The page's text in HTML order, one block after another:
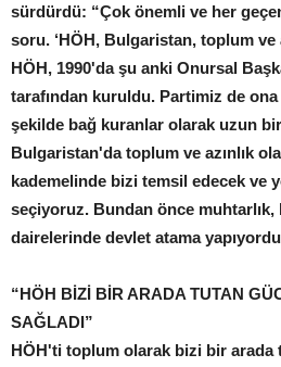
sürdürdü: “Çok önemli ve her
soru. ‘HÖH, Bulgaristan, toplum ve
HÖH, 1990'da şu anki Onursal
tarafından kuruldu. Partimiz de
şekilde bağ kuranlar olarak uzun
Bulgaristan'da toplum ve azınlık
kademelinde bizi temsil edecek ve
seçiyoruz. Bundan önce
dairelerinde devlet atama
“HÖH BİZİ BİR ARADA TUTAN
SAĞLADI”
HÖH'ti toplum olarak bizi bir arada